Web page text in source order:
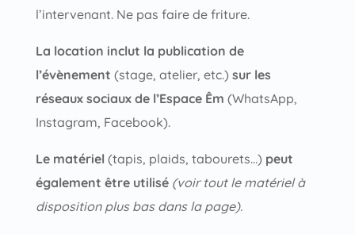
l’intervenant. Ne pas faire de friture.
La location inclut la publication de
l’évènement (stage, atelier, etc.) sur les
réseaux sociaux de l’Espace Êm (WhatsApp,
Instagram, Facebook).
Le matériel (tapis, plaids, tabourets…) peut
également être utilisé (voir tout le matériel à
disposition plus bas dans la page).